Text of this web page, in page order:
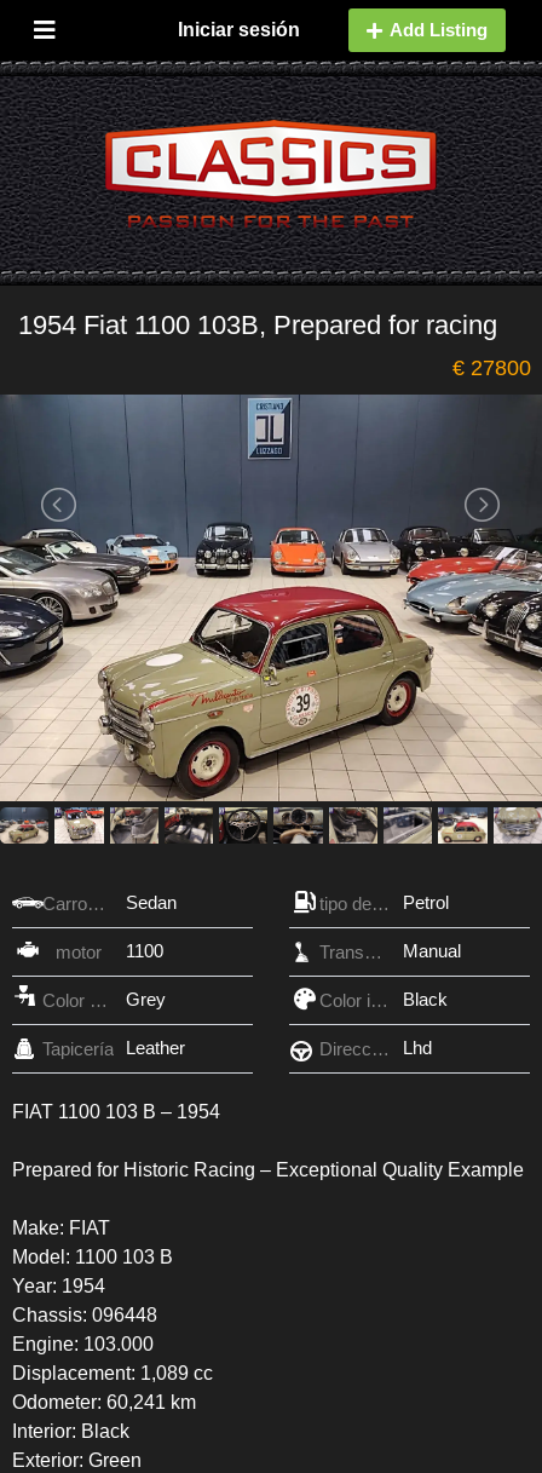
Iniciar sesión Add Listing
1954 Fiat 1100 103B, Prepared for racing
€ 27800
Carroceria Sedan tipo de combustible Petrol
motor 1100 Transmisión Manual
Color exterior Grey Color interior Black
Tapicería Leather Dirección Lhd
FIAT 1100 103 B – 1954
Prepared for Historic Racing – Exceptional Quality Example
Make: FIAT
Model: 1100 103 B
Year: 1954
Chassis: 096448
Engine: 103.000
Displacement: 1,089 cc
Odometer: 60,241 km
Interior: Black
Exterior: Green